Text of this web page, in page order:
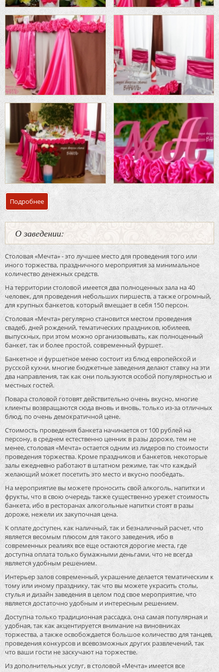
Подробнее о Банкетный зал столовая «Мечта»
О заведении:
Столовая «Мечта» - это лучшее место для проведения того или
иного торжества, праздничного мероприятия за минимальное
количество денежных средств.
На территории столовой имеется два полноценных зала на 40
человек, для проведения небольших пиршеств, а также огромный,
для крупных банкетов, который вмещает в себя 150 персон.
Столовая «Мечта» регулярно становится местом проведения
свадеб, дней рождений, тематических праздников, юбилеев,
выпускных, при этом можно организовывать, как полноценный
банкет, так и более простой, современный фуршет.
Банкетное и фуршетное меню состоит из блюд европейской и
русской кухни, многие бюджетные заведения делают ставку на эти
два направления, так как они пользуются особой популярностью и
местных гостей.
Повара столовой готовят действительно очень вкусно, многие
клиенты возвращаются сюда вновь и вновь, только из-за отличных
блюд, по очень демократичной цене.
Стоимость проведения банкета начинается от 100 рублей на
персону, в среднем естественно ценник в разы дороже, тем не
менее, столовая «Мечта» остается одним из лидеров по стоимости
проведения торжества. Кроме праздников и банкетов, некоторые
залы ежедневно работают в штатном режиме, так что каждый
желающий может посетить это место и вкусно пообедать.
На мероприятие вы можете проносить свой алкоголь, напитки и
фрукты, что в свою очередь также существенно урежет стоимость
банкета, ибо в ресторанах алкогольные напитки стоят в разы
дороже, нежели их закупочная цена.
К оплате доступен, как наличный, так и безналичный расчет, что
является весомым плюсом для такого заведения, ибо в
современных реалиях все еще остаются дорогие места, где
доступна оплата только бумажными деньгами, что не всегда
является удобным решением.
Интерьер залов современный, украшение делается тематическим к
тому или иному празднику, так что вы можете украсить столы,
стулья и дизайн заведения в целом под свое мероприятие, что
является достаточно удобным и интересным решением.
Доступна только традиционная рассадка, она самая популярная и
удобная, так как акцентируется внимание на виновниках
торжества, а также освобождается большое количество для танцев,
проведения конкурсов и всевозможных других развлечений, так
что ваши гости не заскучают на торжестве.
Из дополнительных услуг, в столовой «Мечта» имеется все